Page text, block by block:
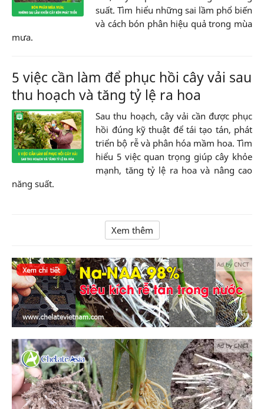
suất. Tìm hiểu những sai lầm phổ biến
và cách bón phân hiệu quả trong mùa
mưa.
5 việc cần làm để phục hồi cây vải sau
thu hoạch và tăng tỷ lệ ra hoa
Sau thu hoạch, cây vải cần được phục
hồi đúng kỹ thuật để tái tạo tán, phát
triển bộ rễ và phân hóa mầm hoa. Tìm
hiểu 5 việc quan trọng giúp cây khỏe
mạnh, tăng tỷ lệ ra hoa và nâng cao
năng suất.
Xem thêm
Ad by CNCT
Ad by CNCT